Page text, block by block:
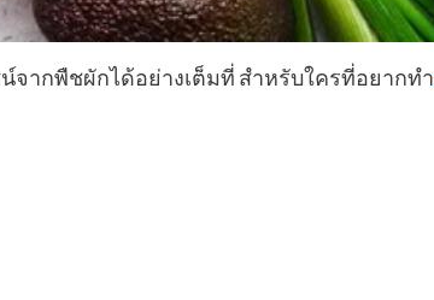
จากพืชผักได้อย่างเต็มที่ สำหรับใครที่อยากทำ